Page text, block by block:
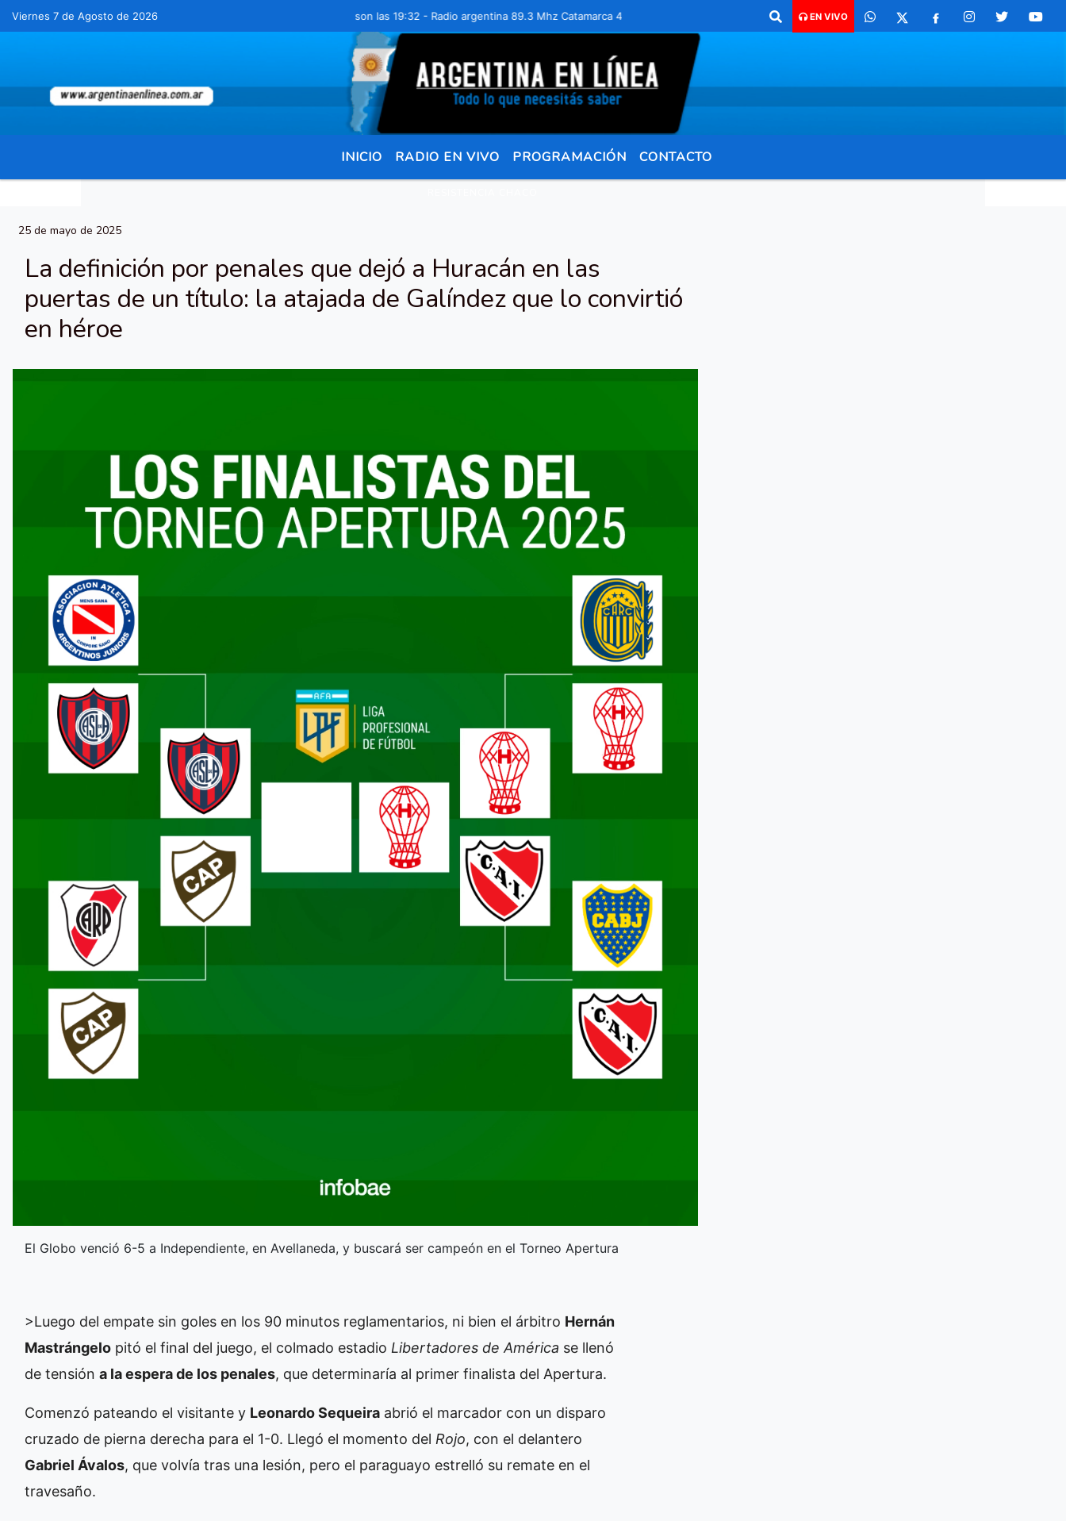
Viernes 7 de Agosto de 2026Hoy es Viernes 7 de Agosto de 2026 y son las 19:32 - Radio argentina 89.3 Mhz Catamarca 436 Resistencia Chaco para comunicarte 362 4879579 Radio argentina 89.3 Mhz Catamarca
EN VIVO
INICIO RADIO EN VIVO PROGRAMACIÓN CONTACTO
25 de mayo de 2025
La definición por penales que dejó a Huracán en las
puertas de un título: la atajada de Galíndez que lo convirtió
en héroe
El Globo venció 6-5 a Independiente, en Avellaneda, y buscará ser campeón en el Torneo Apertura
>Luego del empate sin goles en los 90 minutos reglamentarios, ni bien el árbitro Hernán
Mastrángelo pitó el final del juego, el colmado estadio Libertadores de América se llenó
de tensión a la espera de los penales, que determinaría al primer finalista del Apertura.
Comenzó pateando el visitante y Leonardo Sequeira abrió el marcador con un disparo
cruzado de pierna derecha para el 1-0. Llegó el momento del Rojo, con el delantero
Gabriel Ávalos, que volvía tras una lesión, pero el paraguayo estrelló su remate en el
travesaño.